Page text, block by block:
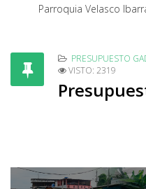
Parroquia Velasco
PRESUPUESTO
VISTO: 2319